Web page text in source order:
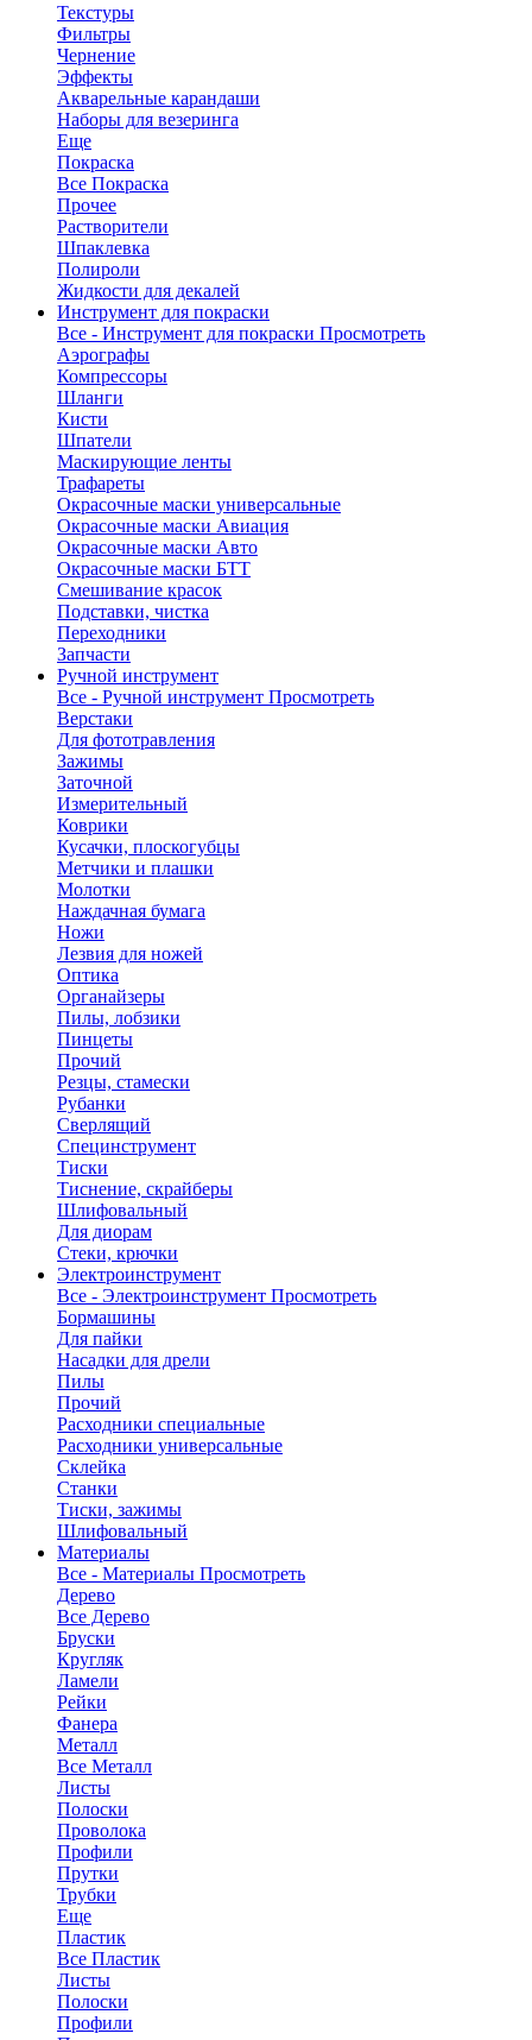
Текстуры
Фильтры
Чернение
Эффекты
Акварельные карандаши
Наборы для везеринга
Еще
Покраска
Все Покраска
Прочее
Растворители
Шпаклевка
Полироли
Жидкости для декалей
Инструмент для покраски
Все - Инструмент для покраски Просмотреть
Аэрографы
Компрессоры
Шланги
Кисти
Шпатели
Маскирующие ленты
Трафареты
Окрасочные маски универсальные
Окрасочные маски Авиация
Окрасочные маски Авто
Окрасочные маски БТТ
Смешивание красок
Подставки, чистка
Переходники
Запчасти
Ручной инструмент
Все - Ручной инструмент Просмотреть
Верстаки
Для фототравления
Зажимы
Заточной
Измерительный
Коврики
Кусачки, плоскогубцы
Метчики и плашки
Молотки
Наждачная бумага
Ножи
Лезвия для ножей
Оптика
Органайзеры
Пилы, лобзики
Пинцеты
Прочий
Резцы, стамески
Рубанки
Сверлящий
Специнструмент
Тиски
Тиснение, скрайберы
Шлифовальный
Для диорам
Стеки, крючки
Электроинструмент
Все - Электроинструмент Просмотреть
Бормашины
Для пайки
Насадки для дрели
Пилы
Прочий
Расходники специальные
Расходники универсальные
Склейка
Станки
Тиски, зажимы
Шлифовальный
Материалы
Все - Материалы Просмотреть
Дерево
Все Дерево
Бруски
Кругляк
Ламели
Рейки
Фанера
Металл
Все Металл
Листы
Полоски
Проволока
Профили
Прутки
Трубки
Еще
Пластик
Все Пластик
Листы
Полоски
Профили